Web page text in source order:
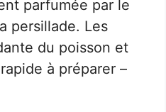
parfumée par le
persillade. Les
du poisson et
à préparer –